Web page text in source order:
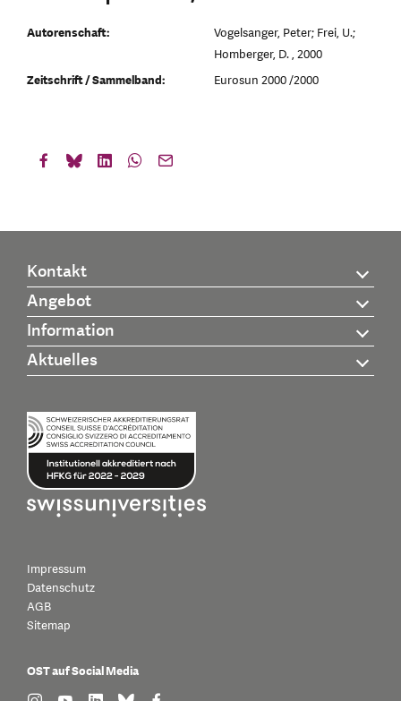
Autorenschaft:
Vogelsanger, Peter; Frei, U.;
Homberger, D. , 2000
Zeitschrift / Sammelband:
Eurosun 2000 /2000
Kontakt
Angebot
Information
Aktuelles
Impressum
Datenschutz
AGB
Sitemap
OST auf Social Media